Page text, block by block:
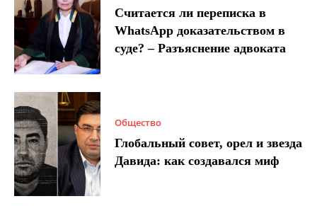
Считается ли переписка в
WhatsApp доказательством в
суде? – Разъяснение адвоката
Общество
Глобальный совет, орел и звезда
Давида: как создавался миф